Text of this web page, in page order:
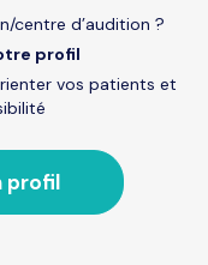
centre d’audition ?
profil
vos patients et
profil